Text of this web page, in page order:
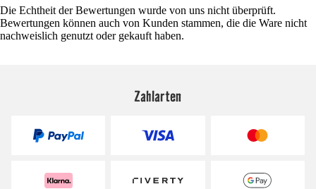
Die Echtheit der Bewertungen wurde von uns nicht überprüft.
Bewertungen können auch von Kunden stammen, die die Ware nicht
nachweislich genutzt oder gekauft haben.
Zahlarten